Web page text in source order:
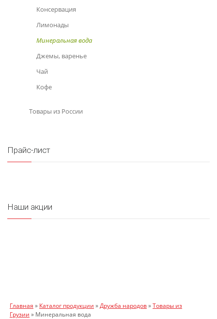
Консервация
Лимонады
Минеральная вода
Джемы, варенье
Чай
Кофе
Товары из России
Прайс-лист
Наши акции
Главная » Каталог продукции »Дружба народов»Товары из
Грузии » Минеральная вода